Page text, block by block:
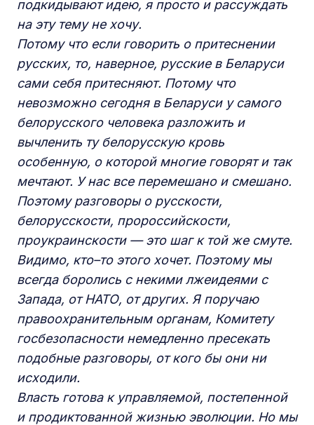
подкидывают идею, я просто и рассуждать
на эту тему не хочу.
Потому что если говорить о притеснении
русских, то, наверное, русские в Беларуси
сами себя притесняют. Потому что
невозможно сегодня в Беларуси у самого
белорусского человека разложить и
вычленить ту белорусскую кровь
особенную, о которой многие говорят и так
мечтают. У нас всe перемешано и смешано.
Поэтому разговоры о русскости,
белорусскости, пророссийскости,
проукраинскости — это шаг к той же смуте.
Видимо, кто–то этого хочет. Поэтому мы
всегда боролись с некими лжеидеями с
Запада, от НАТО, от других. Я поручаю
правоохранительным органам, Комитету
госбезопасности немедленно пресекать
подобные разговоры, от кого бы они ни
исходили.
Власть готова к управляемой, постепенной
и продиктованной жизнью эволюции. Но мы